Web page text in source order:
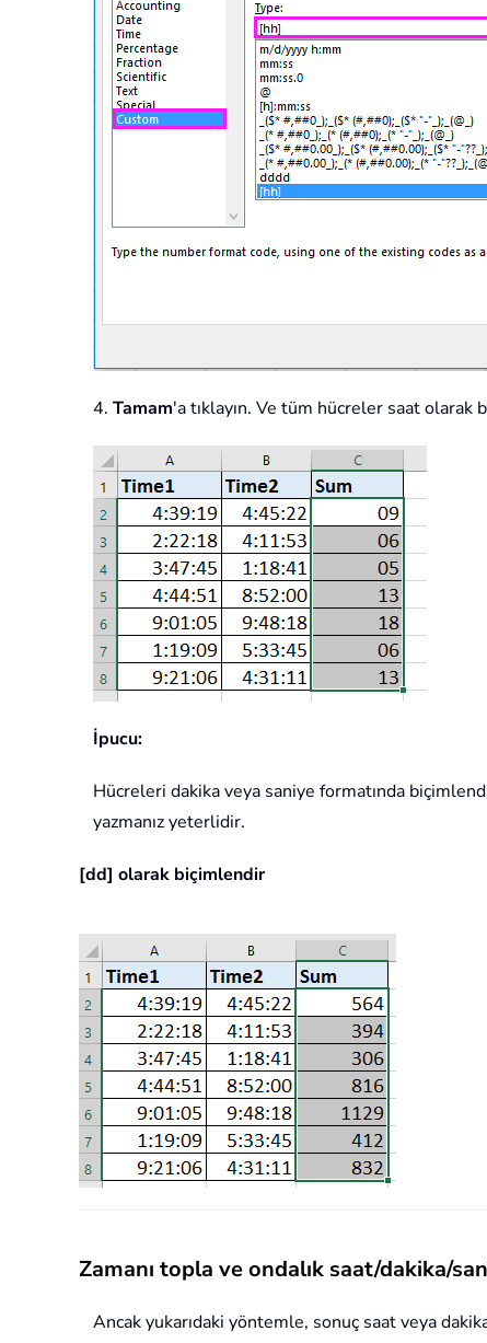
4. Tamam'a tıklayın. Ve tüm hücreler saat
İpucu:
Hücreleri dakika veya saniye formatında
yazmanız yeterlidir.
[dd] olarak biçimlendir
Zamanı topla ve ondalık saat/dakika/
Ancak yukarıdaki yöntemle, sonuç saat veya